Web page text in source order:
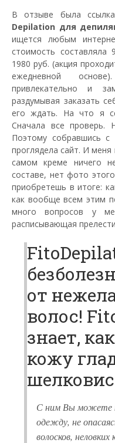
В отзыве была
Depilation для
ищется любым
стоимость составляла
1980 руб. (акция
ежедневной
привлекательно и
раздумывая заказать
его ждать. На что я
Сначала все проверь.
Поэтому собравшись
проглядела сайт. И
самом креме ничего
составе, нет фото
приобретешь в итоге:
как вообще всем этим
много вопросов у
расписывающая
от
волос!
знает,
кожу
С ним Вы можете
одежду, не
волосков,